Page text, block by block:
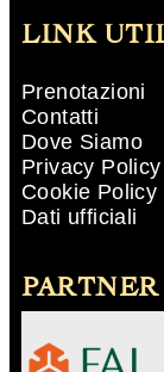
LINK
Prenotazioni
Contatti
Dove Siamo
Privacy Policy
Cookie Policy
Dati ufficiali
PARTNER